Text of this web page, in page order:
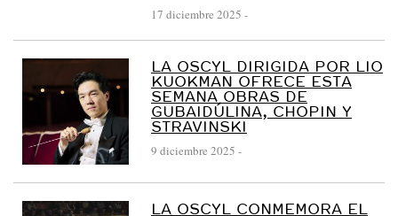
17 diciembre 2025 -
LA OSCYL DIRIGIDA POR LIO
KUOKMAN OFRECE ESTA
SEMANA OBRAS DE
GUBAIDÚLINA, CHOPIN Y
STRAVINSKI
9 diciembre 2025 -
LA OSCYL CONMEMORA EL